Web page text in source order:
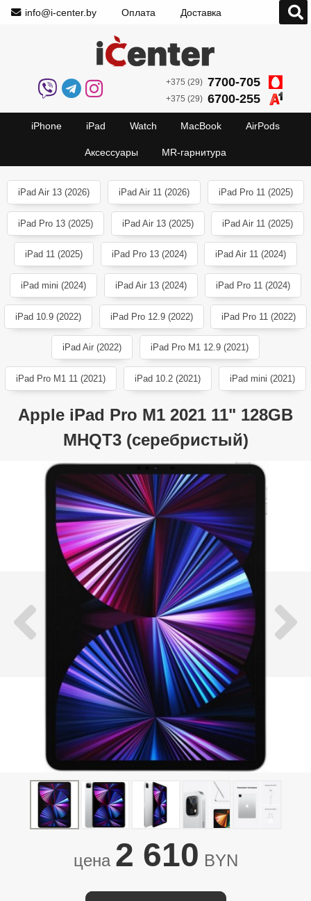
info@i-center.by Оплата Доставка
+375 (29) 7700-705
+375 (29) 6700-255
iPhone iPad Watch MacBook AirPods
Аксессуары MR-гарнитура
iPad Air 13 (2026) iPad Air 11 (2026) iPad Pro 11 (2025)
iPad Pro 13 (2025) iPad Air 13 (2025) iPad Air 11 (2025)
iPad 11 (2025) iPad Pro 13 (2024) iPad Air 11 (2024)
iPad mini (2024) iPad Air 13 (2024) iPad Pro 11 (2024)
iPad 10.9 (2022) iPad Pro 12.9 (2022) iPad Pro 11 (2022)
iPad Air (2022) iPad Pro M1 12.9 (2021)
iPad Pro M1 11 (2021) iPad 10.2 (2021) iPad mini (2021)
Apple iPad Pro M1 2021 11" 128GB
MHQT3 (серебристый)
цена 2 610 BYN